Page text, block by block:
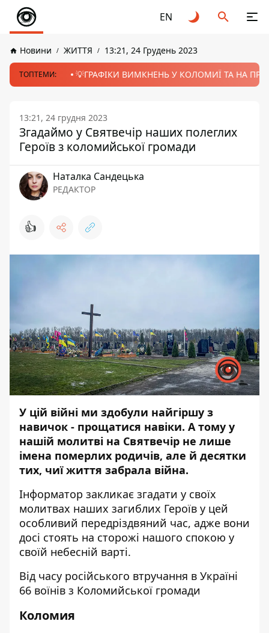
EN
Новини ЖИТТЯ 13:21, 24 Грудень 2023
ТОПТЕМИ: 💡ГРАФІКИ ВИМКНЕНЬ У КОЛОМИЇ ТА НА
13:21, 24 грудня 2023
Згадаймо у Святвечір наших полеглих
Героїв з коломийської громади
Наталка Сандецька
РЕДАКТОР
👍
У цій війні ми здобули найгіршу з
навичок - прощатися навіки. А тому у
нашій молитві на Святвечір не лише
імена померлих родичів, але й десятки
тих, чиї життя забрала війна.
Інформатор закликає згадати у своїх
молитвах наших загиблих Героїв у цей
особливий передріздвяний час, адже вони
досі стоять на сторожі нашого спокою у
своїй небесній варті.
Від часу російського втручання в Україні
66 воїнів з Коломийської громади
Коломия